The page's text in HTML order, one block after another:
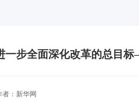
一步全面深化改革的总目
者：新华网